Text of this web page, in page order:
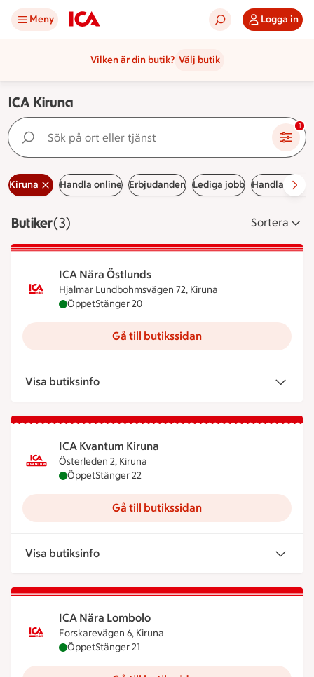
Meny Logga in
Vilken är din butik? Välj butik
ICA Kiruna
Sök på ort eller tjänst 1
Kiruna Handla online Erbjudanden Lediga jobb Handla
ButikerVisar 3 stycken
(3) Sortera
ICA Nära Östlunds
Hjalmar Lundbohmsvägen 72, Kiruna
ICA Nära Östlunds är öppen nu, stänger klockan
ÖppetStänger 20
Gå till butikssidan
Visa butiksinfo
ICA Kvantum Kiruna
Österleden 2, Kiruna
ICA Kvantum Kiruna är öppen nu, stänger klockan
ÖppetStänger 22
Gå till butikssidan
Visa butiksinfo
ICA Nära Lombolo
Forskarevägen 6, Kiruna
ICA Nära Lombolo är öppen nu, stänger klockan 21
ÖppetStänger 21